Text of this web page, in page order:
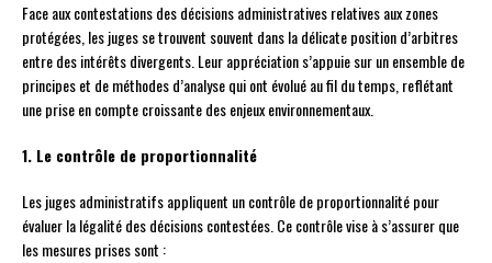
Face aux contestations des décisions administratives relatives aux zones
protégées, les juges se trouvent souvent dans la délicate position d’arbitres
entre des intérêts divergents. Leur appréciation s’appuie sur un ensemble de
principes et de méthodes d’analyse qui ont évolué au fil du temps, reflétant
une prise en compte croissante des enjeux environnementaux.
1. Le contrôle de proportionnalité
Les juges administratifs appliquent un contrôle de proportionnalité pour
évaluer la légalité des décisions contestées. Ce contrôle vise à s’assurer que
les mesures prises sont :